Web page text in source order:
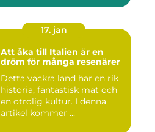
17. jan
Att åka till Italien är en
dröm för många resenärer
Detta vackra land har en rik
historia, fantastisk mat och
en otrolig kultur. I denna
artikel kommer ...